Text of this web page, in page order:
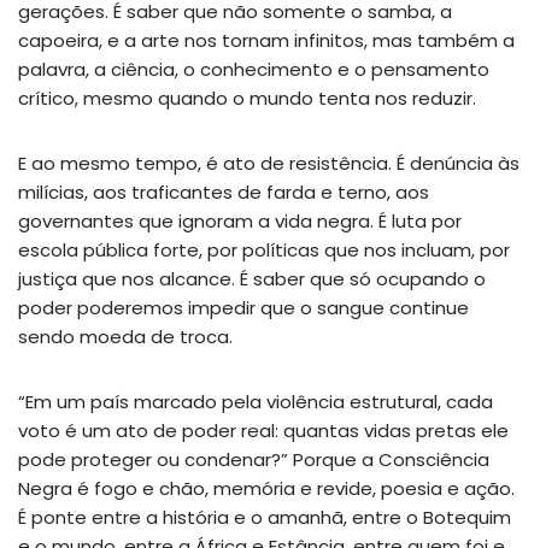
gerações. É saber que não somente o samba, a
capoeira, e a arte nos tornam infinitos, mas também a
palavra, a ciência, o conhecimento e o pensamento
crítico, mesmo quando o mundo tenta nos reduzir.
E ao mesmo tempo, é ato de resistência. É denúncia às
milícias, aos traficantes de farda e terno, aos
governantes que ignoram a vida negra. É luta por
escola pública forte, por políticas que nos incluam, por
justiça que nos alcance. É saber que só ocupando o
poder poderemos impedir que o sangue continue
sendo moeda de troca.
“Em um país marcado pela violência estrutural, cada
voto é um ato de poder real: quantas vidas pretas ele
pode proteger ou condenar?” Porque a Consciência
Negra é fogo e chão, memória e revide, poesia e ação.
É ponte entre a história e o amanhã, entre o Botequim